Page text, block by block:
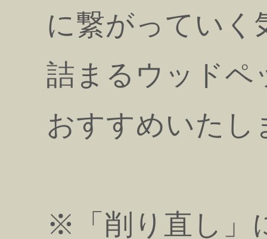
に繋がっていく
詰まるウッドペ
おすすめいたし
※「削り直し」